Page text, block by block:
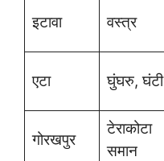
इटावा वस्त्र
एटा घुंघरु, घंटी
गोरखपुर
टेराकोटा
समान